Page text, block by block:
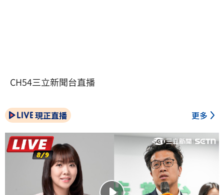
CH54三立新聞台直播
現正直播 更多